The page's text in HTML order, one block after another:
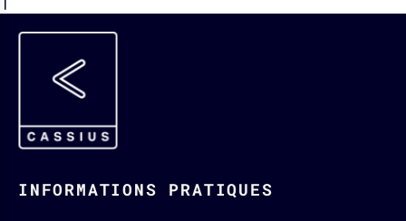
INFORMATIONS PRATIQUES